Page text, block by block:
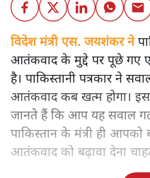
विदेश मंत्री एस. जयशंकर ने
आतंकवाद के मुद्दे पर पूछे गए
है। पाकिस्तानी पत्रकार ने
आतंकवाद कब खत्म होगा।
जानते हैं कि आप यह सवाल
पाकिस्तान के मंत्री ही
आतंकवाद को बढ़ावा देना